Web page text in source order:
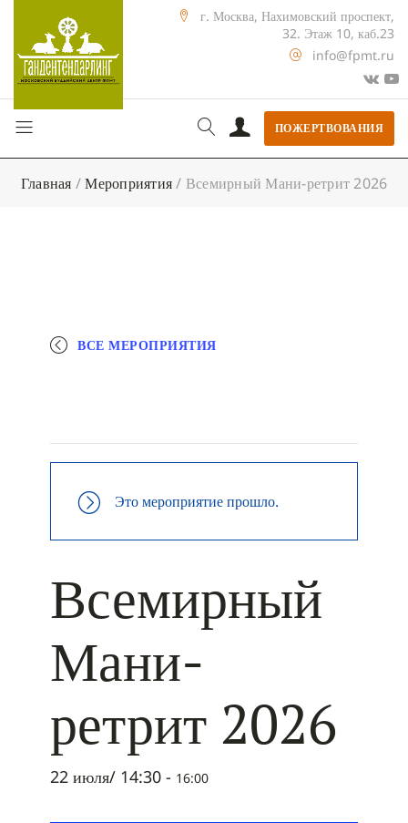
г. Москва, Нахимовский проспект,
32. Этаж 10, каб.23
info@fpmt.ru
ПОЖЕРТВОВАНИЯ
Главная /Мероприятия/ Всемирный Мани-ретрит 2026
ВСЕ МЕРОПРИЯТИЯ
Это мероприятие прошло.
Всемирный
Мани-
ретрит 2026
22 июля/ 14:30 - 16:00